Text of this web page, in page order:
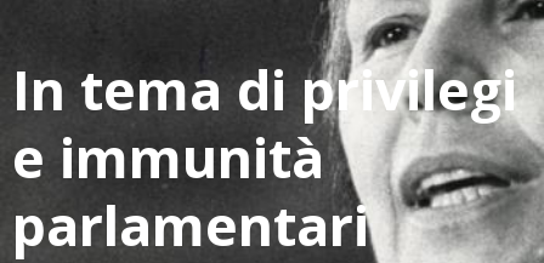
In tema di privilegi
e immunità
parlamentari